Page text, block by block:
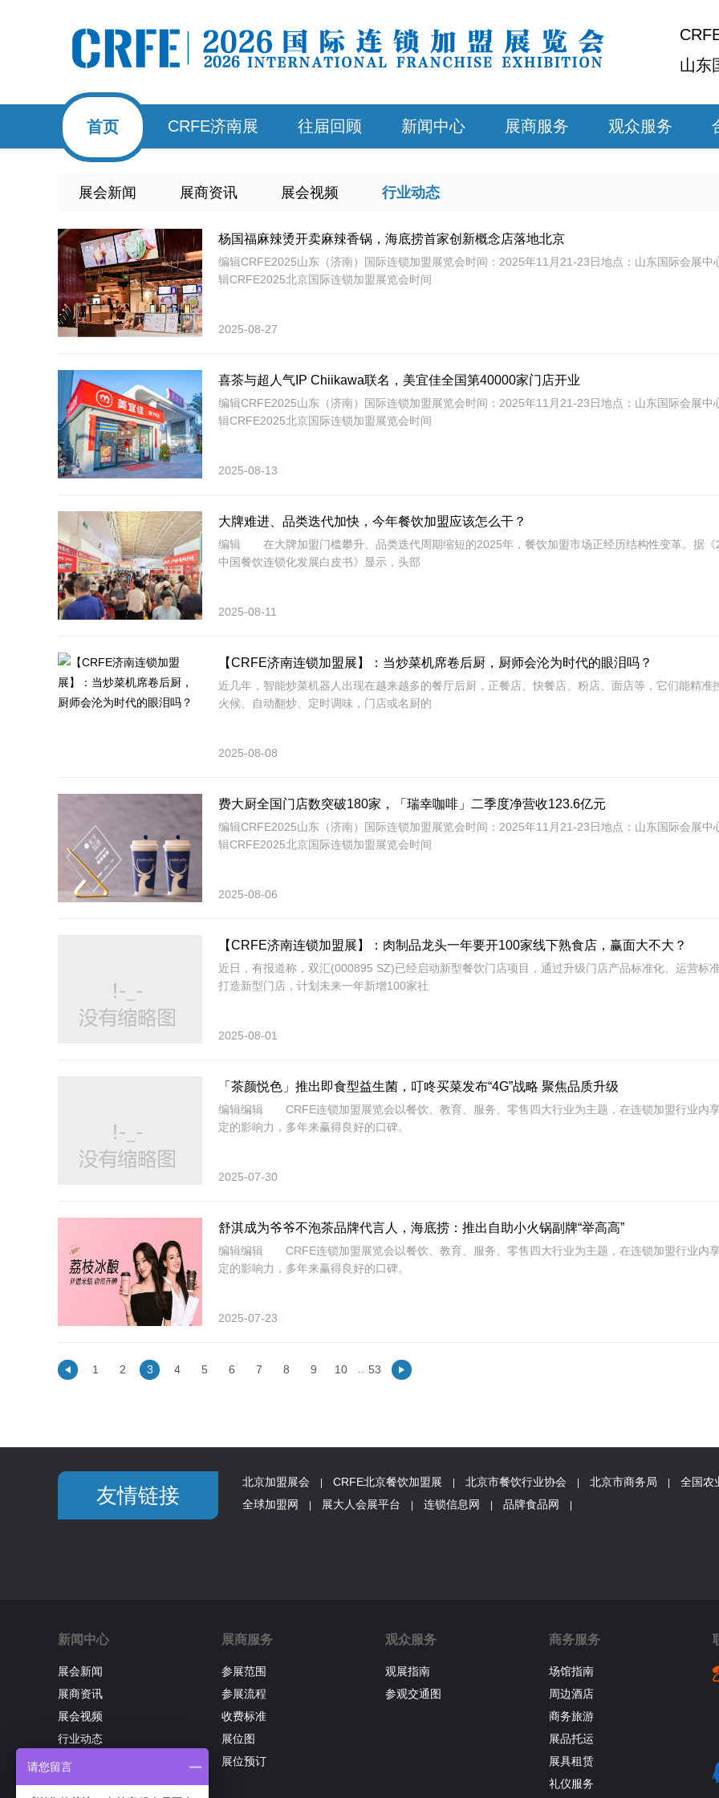
山东
首页 CRFE济南展 往届回顾 新闻中心 展商服务 观众服务
展会新闻 展商资讯 展会视频 行业动态
杨国福麻辣烫开卖麻辣香锅，海底捞首家创新概念店落地北京
编辑​CRFE2025山东（济南）国际连锁加盟展览会时间：2025年11月21-23日地点：山东国际会展中
辑​CRFE2025北京国际连锁加盟展览会时间
2025-08-27
喜茶与超人气IP Chiikawa联名，美宜佳全国第40000家门店开业
编辑​CRFE2025山东（济南）国际连锁加盟展览会时间：2025年11月21-23日地点：山东国际会展中
辑​CRFE2025北京国际连锁加盟展览会时间
2025-08-13
大牌难进、品类迭代加快，今年餐饮加盟应该怎么干？
编辑​ 在大牌加盟门槛攀升、品类迭代周期缩短的2025年，餐饮加盟市场正经历结构性变革。据《
中国餐饮连锁化发展白皮书》显示，头部
2025-08-11
【CRFE济南连锁加盟展】：当炒菜机席卷后厨，厨师会沦为时代的眼泪吗？
近几年，智能炒菜机器人出现在越来越多的餐厅后厨，正餐店、快餐店、粉店、面店等，它们能精准
火候、自动翻炒、定时调味，门店或名厨的
2025-08-08
费大厨全国门店数突破180家，「瑞幸咖啡」二季度净营收123.6亿元
编辑​CRFE2025山东（济南）国际连锁加盟展览会时间：2025年11月21-23日地点：山东国际会展中
辑​CRFE2025北京国际连锁加盟展览会时间
2025-08-06
【CRFE济南连锁加盟展】：肉制品龙头一年要开100家线下熟食店，赢面大不大？
近日，有报道称，双汇(000895 SZ)已经启动新型餐饮门店项目，通过升级门店产品标准化、运营标准
打造新型门店，计划未来一年新增100家社
2025-08-01
「茶颜悦色」推出即食型益生菌，叮咚买菜发布“4G”战略 聚焦品质升级
编辑​编辑​ CRFE连锁加盟展览会以餐饮、教育、服务、零售四大行业为主题，在连锁加盟行业内
定的影响力，多年来赢得良好的口碑。
2025-07-30
舒淇成为爷爷不泡茶品牌代言人，海底捞：推出自助小火锅副牌“举高高”
编辑​编辑​ CRFE连锁加盟展览会以餐饮、教育、服务、零售四大行业为主题，在连锁加盟行业内
定的影响力，多年来赢得良好的口碑。
2025-07-23
1 2 3 4 5 6 7 8 9 10 53
友情链接
北京加盟展会 | CRFE北京餐饮加盟展 | 北京市餐饮行业协会 | 北京市商务局 | 全国农
全球加盟网 | 展大人会展平台 | 连锁信息网 | 品牌食品网 |
新闻中心
展会新闻
展商资讯
展会视频
行业动态
展商服务
参展范围
参展流程
收费标准
展位图
展位预订
观众服务
观展指南
参观交通图
商务服务
场馆指南
周边酒店
商务旅游
展品托运
展具租赁
礼仪服务
请您留言